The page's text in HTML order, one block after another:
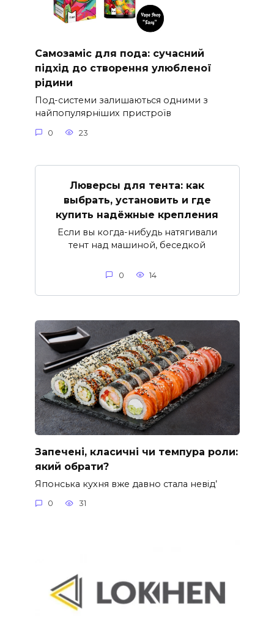
Самозаміс для пода: сучасний
підхід до створення улюбленої
рідини
Под-системи залишаються одними з
найпопулярніших пристроїв
0 23
Люверсы для тента: как
выбрать, установить и где
купить надёжные крепления
Если вы когда-нибудь натягивали
тент над машиной, беседкой
0 14
Запечені, класичні чи темпура роли:
який обрати?
Японська кухня вже давно стала невід’
0 31